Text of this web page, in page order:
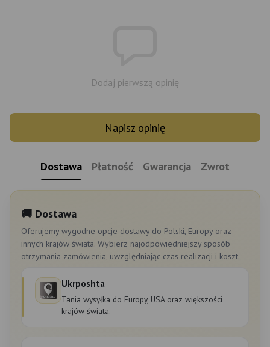
Dodaj pierwszą opinię
Napisz opinię
Dostawa Płatność Gwarancja Zwrot
🚚 Dostawa
Oferujemy wygodne opcje dostawy do Polski, Europy oraz
innych krajów świata. Wybierz najodpowiedniejszy sposób
otrzymania zamówienia, uwzględniając czas realizacji i koszt.
Ukrposhta
Tania wysyłka do Europy, USA oraz większości
krajów świata.